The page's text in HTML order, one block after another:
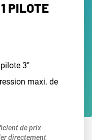
PILOTE
3"
maxi. de
de prix
directement